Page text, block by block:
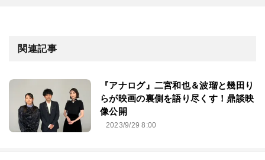
関連記事
『アナログ』二宮和也＆波瑠と幾田り
らが映画の裏側を語り尽くす！鼎談映
像公開
2023/9/29 8:00